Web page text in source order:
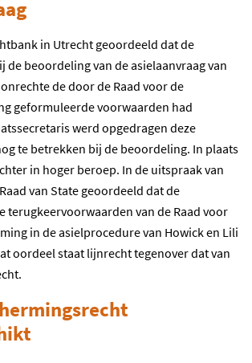
in Utrecht geoordeeld dat de
de beoordeling van de asielaanvraag van
de door de Raad voor de
geformuleerde voorwaarden had
werd opgedragen deze
te betrekken bij de beoordeling. In plaats
in hoger beroep. In de uitspraak van
van State geoordeeld dat de
terugkeervoorwaarden van de Raad voor
in de asielprocedure van Howick en Lili
oordeel staat lijnrecht tegenover dat van